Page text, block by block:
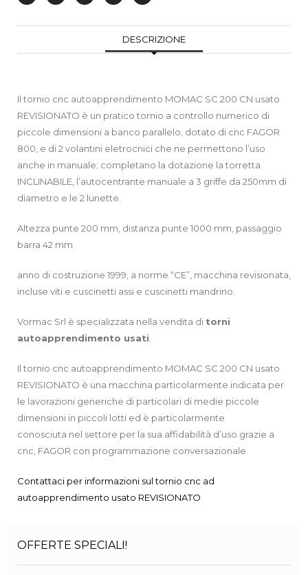
DESCRIZIONE
Il tornio cnc autoapprendimento MOMAC SC 200 CN usato
REVISIONATO è un pratico tornio a controllo numerico di
piccole dimensioni a banco parallelo, dotato di cnc FAGOR
800, e di 2 volantini eletrocnici che ne permettono l’uso
anche in manuale; completano la dotazione la torretta
INCLINABILE, l’autocentrante manuale a 3 griffe da 250mm di
diametro e le 2 lunette.
Altezza punte 200 mm, distanza punte 1000 mm, passaggio
barra 42 mm
anno di costruzione 1999, a norme “CE”, macchina revisionata,
incluse viti e cuscinetti assi e cuscinetti mandrino.
Vormac Srl è specializzata nella vendita di torni
autoapprendimento usati
Il tornio cnc autoapprendimento MOMAC SC 200 CN usato
REVISIONATO è una macchina particolarmente indicata per
le lavorazioni generiche di particolari di medie piccole
dimensioni in piccoli lotti ed è particolarmente
conosciuta nel settore per la sua affidabilità d’uso grazie a
cnc, FAGOR con programmazione conversazionale.
Contattaci per informazioni sul tornio cnc ad
autoapprendimento usato REVISIONATO
OFFERTE SPECIALI!